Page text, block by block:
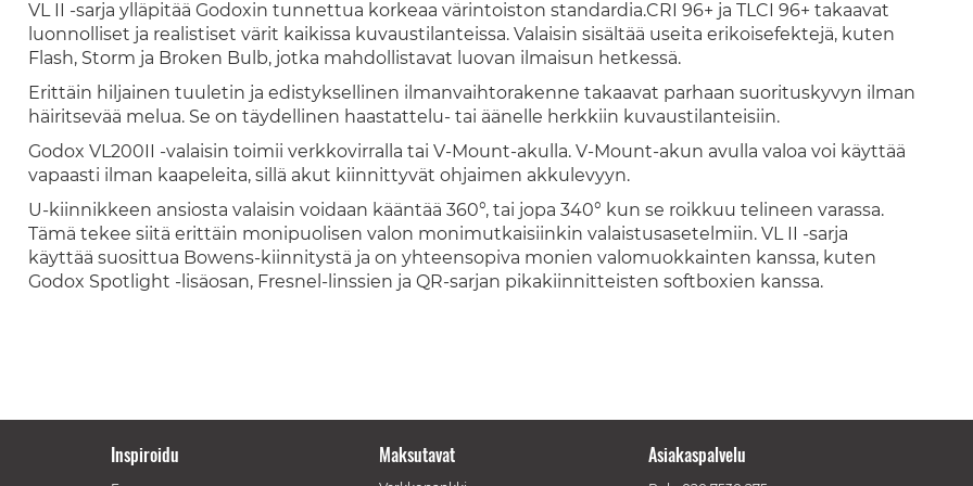
VL II -sarja ylläpitää Godoxin tunnettua korkeaa värintoiston standardia.CRI 96+ ja TLCI 96+ takaavat
luonnolliset ja realistiset värit kaikissa kuvaustilanteissa. Valaisin sisältää useita erikoisefektejä, kuten
Flash, Storm ja Broken Bulb, jotka mahdollistavat luovan ilmaisun hetkessä.
Erittäin hiljainen tuuletin ja edistyksellinen ilmanvaihtorakenne takaavat parhaan suorituskyvyn ilman
häiritsevää melua. Se on täydellinen haastattelu- tai äänelle herkkiin kuvaustilanteisiin.
Godox VL200II -valaisin toimii verkkovirralla tai V-Mount-akulla. V-Mount-akun avulla valoa voi käyttää
vapaasti ilman kaapeleita, sillä akut kiinnittyvät ohjaimen akkulevyyn.
U-kiinnikkeen ansiosta valaisin voidaan kääntää 360°, tai jopa 340° kun se roikkuu telineen varassa.
Tämä tekee siitä erittäin monipuolisen valon monimutkaisiinkin valaistusasetelmiin. VL II -sarja
käyttää suosittua Bowens-kiinnitystä ja on yhteensopiva monien valomuokkainten kanssa, kuten
Godox Spotlight -lisäosan, Fresnel-linssien ja QR-sarjan pikakiinnitteisten softboxien kanssa.
Inspiroidu Maksutavat Asiakaspalvelu